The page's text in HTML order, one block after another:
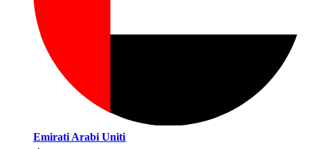
Emirati Arabi Uniti​​